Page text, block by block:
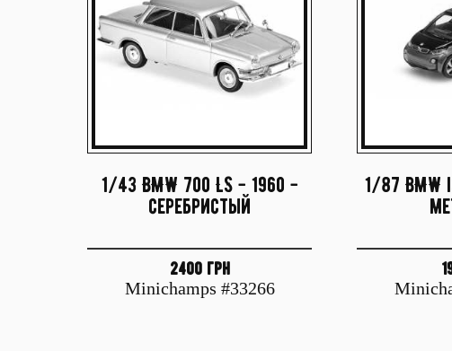
1/43 BMW 700 LS - 1960 -
серебристый
2400 грн
Minichamps #33266
1/87 BMW